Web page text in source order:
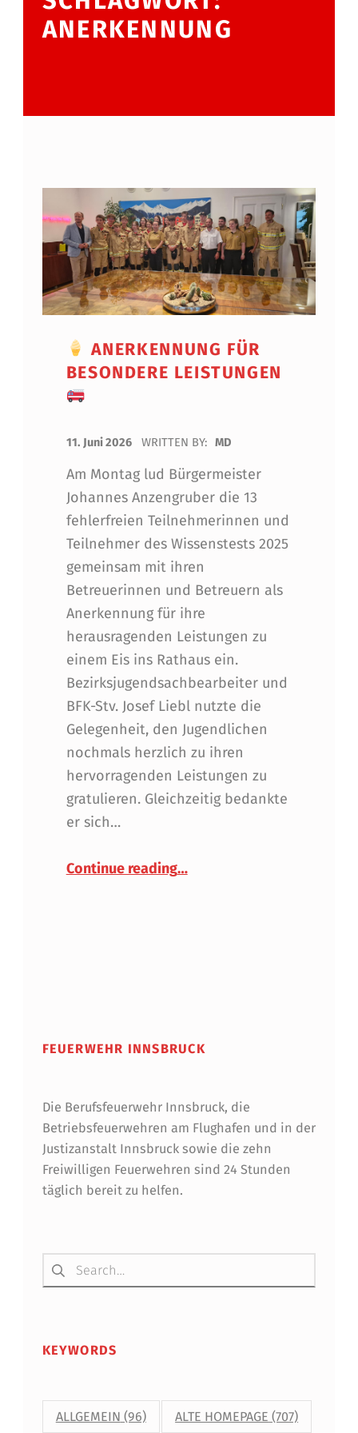
ANERKENNUNG
ANERKENNUNG FÜR
BESONDERE LEISTUNGEN
11. Juni 2026 WRITTEN BY: MD
Am Montag lud Bürgermeister
Johannes Anzengruber die 13
fehlerfreien Teilnehmerinnen und
Teilnehmer des Wissenstests 2025
gemeinsam mit ihren
Betreuerinnen und Betreuern als
Anerkennung für ihre
herausragenden Leistungen zu
einem Eis ins Rathaus ein.
Bezirksjugendsachbearbeiter und
BFK-Stv. Josef Liebl nutzte die
Gelegenheit, den Jugendlichen
nochmals herzlich zu ihren
hervorragenden Leistungen zu
gratulieren. Gleichzeitig bedankte
er sich…
Continue reading“…
FEUERWEHR INNSBRUCK
Die Berufsfeuerwehr Innsbruck, die
Betriebsfeuerwehren am Flughafen und in der
Justizanstalt Innsbruck sowie die zehn
Freiwilligen Feuerwehren sind 24 Stunden
täglich bereit zu helfen.
Suchen nach:
KEYWORDS
ALLGEMEIN (96) ALTE HOMEPAGE (707)